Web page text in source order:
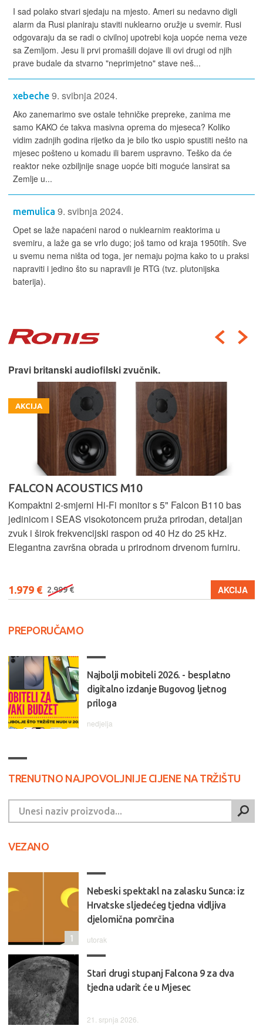
I sad polako stvari sjedaju na mjesto. Ameri su nedavno digli
alarm da Rusi planiraju staviti nuklearno oružje u svemir. Rusi
odgovaraju da se radi o civilnoj upotrebi koja uopće nema veze
sa Zemljom. Jesu li prvi promašili dojave ili ovi drugi od njih
prave budale da stvarno "neprimjetno" stave neš...
xebeche 9. svibnja 2024.
Ako zanemarimo sve ostale tehničke prepreke, zanima me
samo KAKO će takva masivna oprema do mjeseca? Koliko
vidim zadnjih godina rijetko da je bilo tko uspio spustiti nešto na
mjesec pošteno u komadu ili barem uspravno. Teško da će
reaktor neke ozbiljnije snage uopće biti moguće lansirat sa
Zemlje u...
memulica 9. svibnja 2024.
Opet se laže napaćeni narod o nuklearnim reaktorima u
svemiru, a laže ga se vrlo dugo; još tamo od kraja 1950tih. Sve
u svemu nema ništa od toga, jer nemaju pojma kako to u praksi
napraviti i jedino što su napravili je RTG (tvz. plutonijska
baterija).
Pravi britanski audiofilski zvučnik.
AKCIJA
FALCON ACOUSTICS M10
Kompaktni 2-smjerni Hi-Fi monitor s 5" Falcon B110 bas
jedinicom i SEAS visokotoncem pruža prirodan, detaljan
zvuk i širok frekvencijski raspon od 40 Hz do 25 kHz.
Elegantna završna obrada u prirodnom drvenom furniru.
1.979 € 2.999 € AKCIJA
PREPORUČAMO
Najbolji mobiteli 2026. - besplatno
digitalno izdanje Bugovog ljetnog
priloga
nedjelja
TRENUTNO NAJPOVOLJNIJE CIJENE NA TRŽIŠTU
VEZANO
Nebeski spektakl na zalasku Sunca: iz
Hrvatske sljedećeg tjedna vidljiva
djelomična pomrčina
utorak
1
Stari drugi stupanj Falcona 9 za dva
tjedna udarit će u Mjesec
21. srpnja 2026.